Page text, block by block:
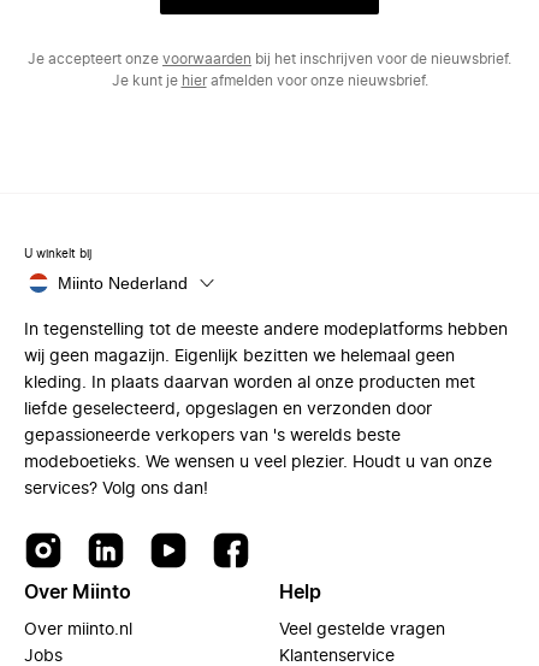
Je accepteert onze voorwaarden bij het inschrijven voor de nieuwsbrief.
Je kunt je hierafmelden voor onze nieuwsbrief.
U winkelt bij
Miinto Nederland
In tegenstelling tot de meeste andere modeplatforms hebben
wij geen magazijn. Eigenlijk bezitten we helemaal geen
kleding. In plaats daarvan worden al onze producten met
liefde geselecteerd, opgeslagen en verzonden door
gepassioneerde verkopers van 's werelds beste
modeboetieks. We wensen u veel plezier. Houdt u van onze
services? Volg ons dan!
Over Miinto
Over miinto.nl
Jobs
Help
Veel gestelde vragen
Klantenservice